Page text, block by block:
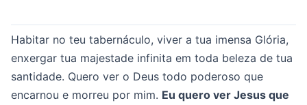
Habitar no teu tabernáculo, viver a tua imensa Glória,
enxergar tua majestade infinita em toda beleza de tua
santidade. Quero ver o Deus todo poderoso que
encarnou e morreu por mim. Eu quero ver Jesus que